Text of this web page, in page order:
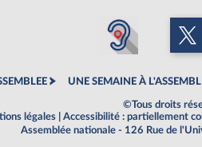
UNE SEMAINE À
©Tous droits
légales
Accessibilité : partiellement
Assemblée nationale - 126 Rue de